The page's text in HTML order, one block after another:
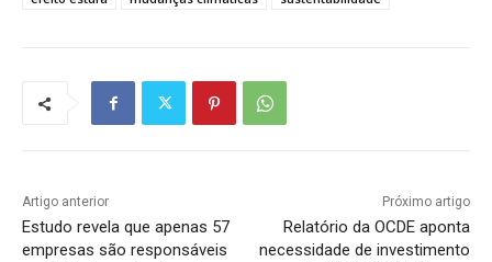
Artigo anterior
Estudo revela que apenas 57
empresas são responsáveis
Próximo artigo
Relatório da OCDE aponta
necessidade de investimento